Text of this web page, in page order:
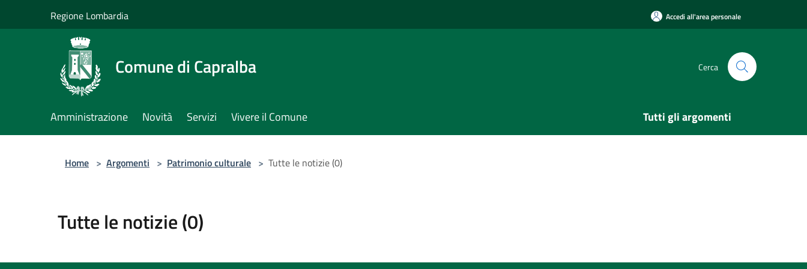
Regione Lombardia Accedi all'area personale
Comune di Capralba Cerca
Amministrazione Novità Servizi Vivere il Comune Tutti gli argomenti
Home > Argomenti > Patrimonio culturale > Tutte le notizie (0)
Tutte le notizie (0)